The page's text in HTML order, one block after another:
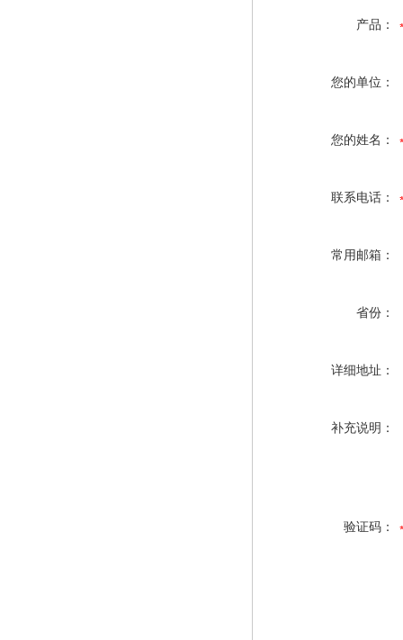
产品：
您的单位：
您的姓名：
联系电话：
常用邮箱：
省份：
详细地址：
补充说明：
验证码：